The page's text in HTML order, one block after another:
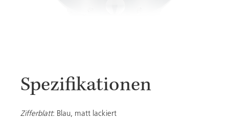
Spezifikationen
Zifferblatt: Blau, matt lackiert